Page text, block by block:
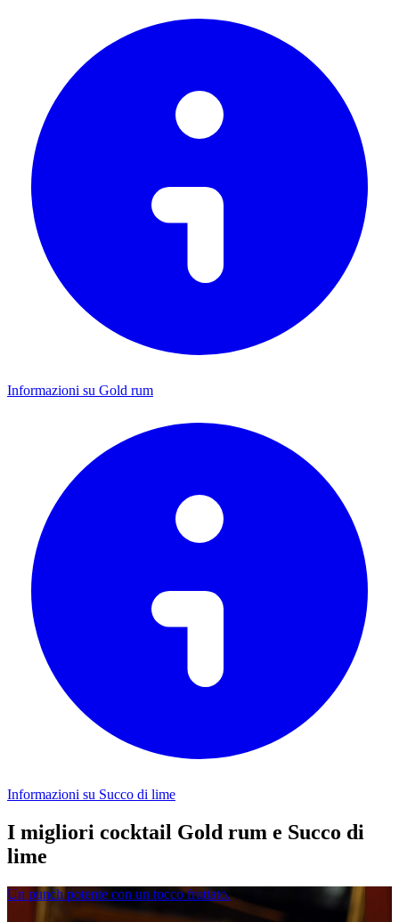
Informazioni su Gold rum
Informazioni su Succo di lime
I migliori cocktail Gold rum e Succo di
lime
Un punch potente con un tocco fruttato.